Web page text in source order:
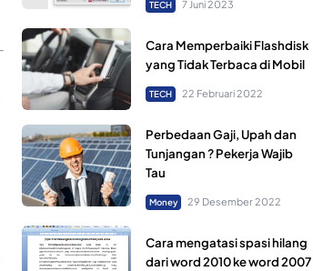
TECH 7 Juni 2023
Cara Memperbaiki Flashdisk
yang Tidak Terbaca di Mobil
TECH 22 Februari 2022
Perbedaan Gaji, Upah dan
Tunjangan ? Pekerja Wajib
Tau
Money 29 Desember 2022
Cara mengatasi spasi hilang
dari word 2010 ke word 2007